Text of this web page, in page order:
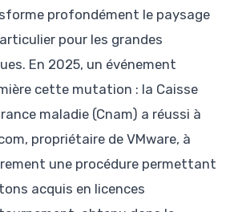
profondément le paysage
pour les grandes
En 2025, un événement
cette mutation : la Caisse
maladie (Cnam) a réussi à
propriétaire de VMware, à
une procédure permettant
acquis en licences